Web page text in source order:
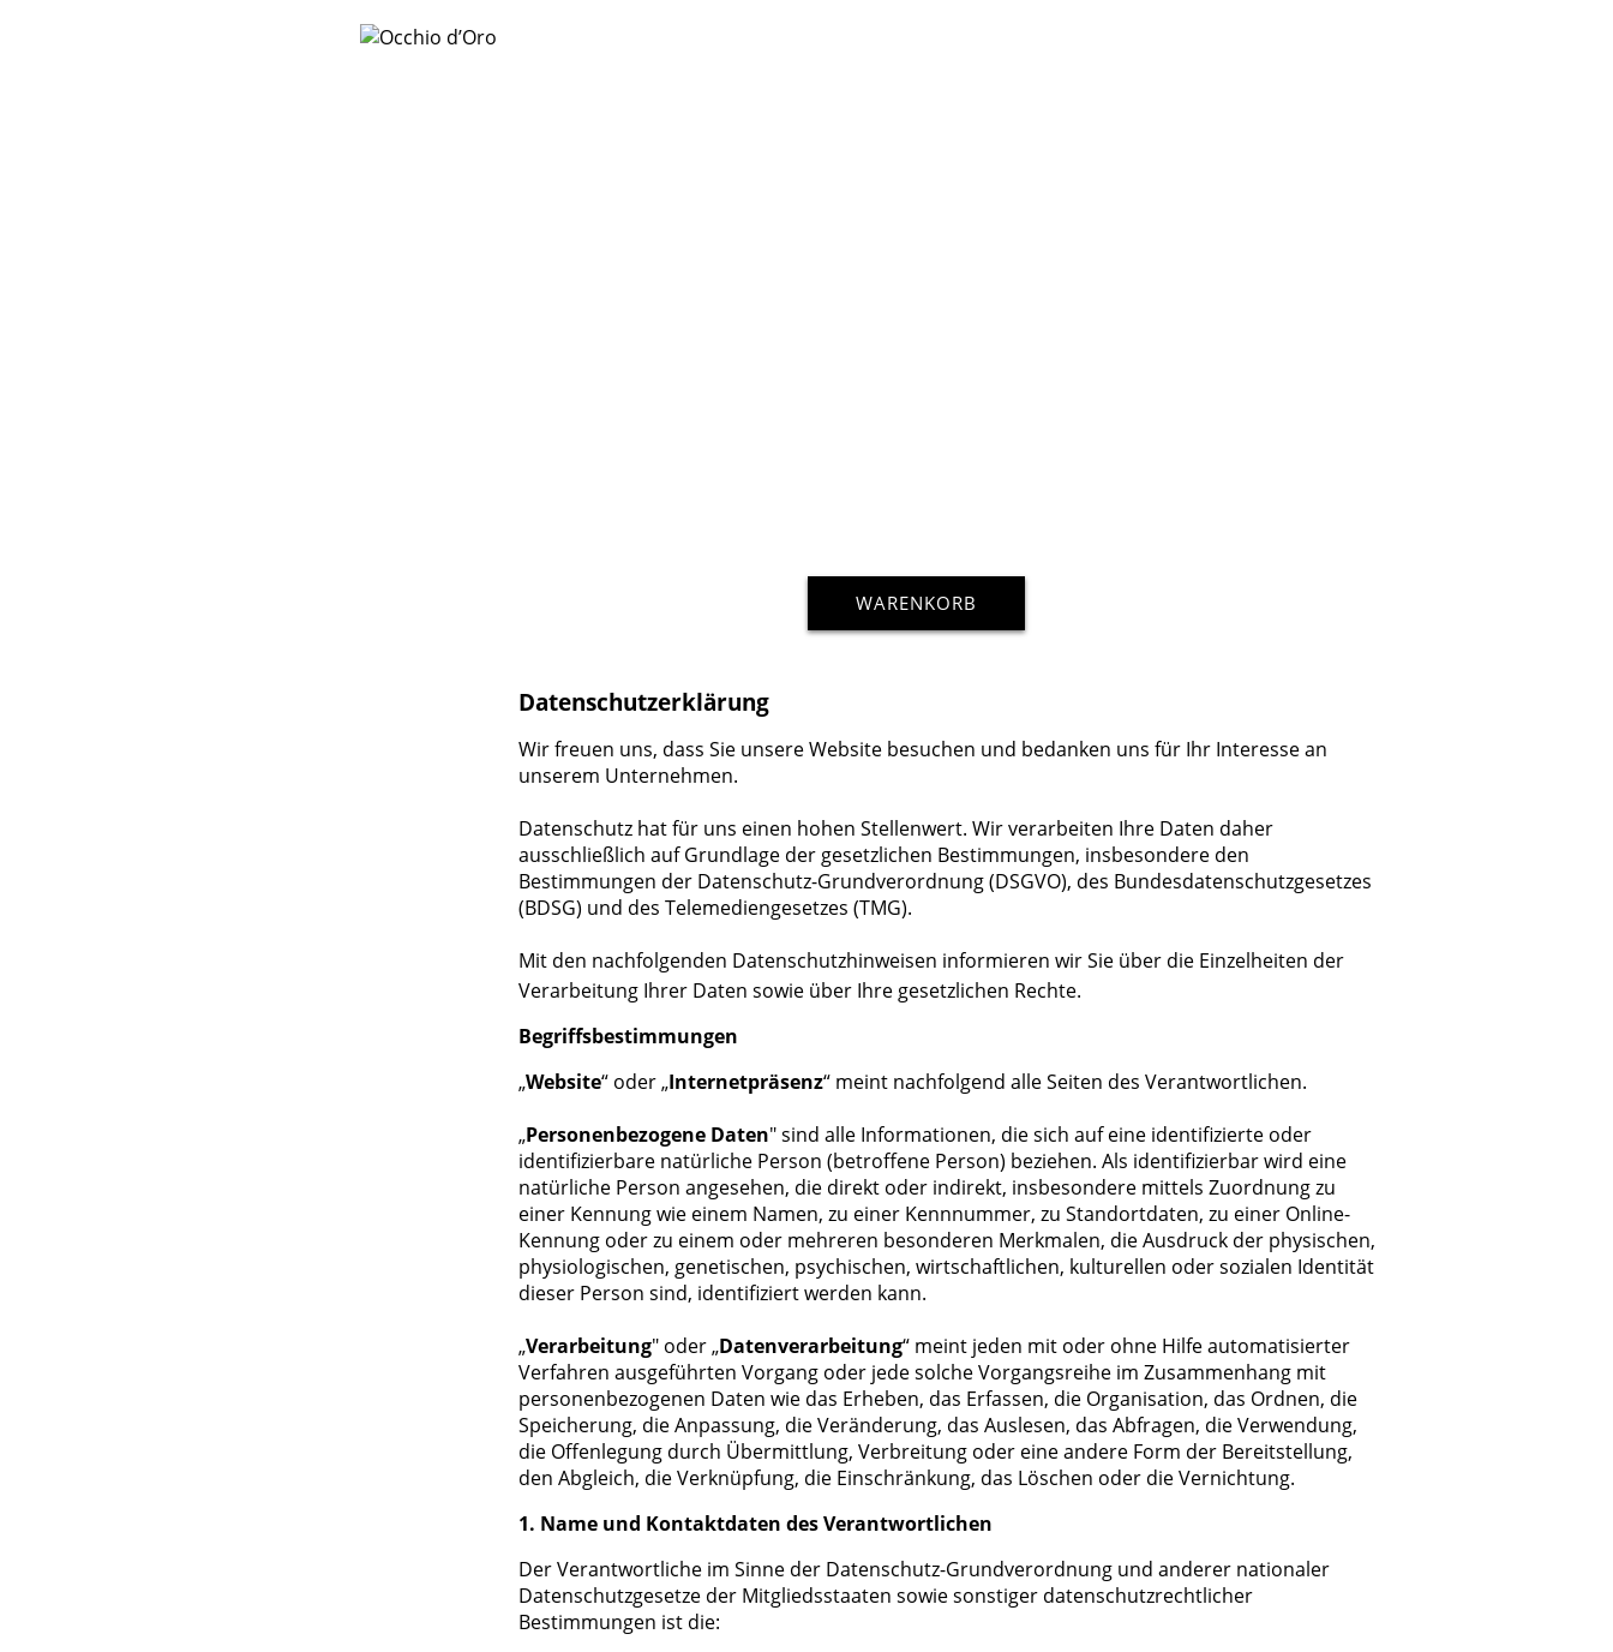
WARENKORB
Datenschutzerklärung
Wir freuen uns, dass Sie unsere Website besuchen und bedanken uns für Ihr Interesse an
unserem Unternehmen.
Datenschutz hat für uns einen hohen Stellenwert. Wir verarbeiten Ihre Daten daher
ausschließlich auf Grundlage der gesetzlichen Bestimmungen, insbesondere den
Bestimmungen der Datenschutz-Grundverordnung (DSGVO), des Bundesdatenschutzgesetzes
(BDSG) und des Telemediengesetzes (TMG).
Mit den nachfolgenden Datenschutzhinweisen informieren wir Sie über die Einzelheiten der
Verarbeitung Ihrer Daten sowie über Ihre gesetzlichen Rechte.
Begriffsbestimmungen
„Website“ oder „Internetpräsenz“ meint nachfolgend alle Seiten des Verantwortlichen.
„Personenbezogene Daten" sind alle Informationen, die sich auf eine identifizierte oder
identifizierbare natürliche Person (betroffene Person) beziehen. Als identifizierbar wird eine
natürliche Person angesehen, die direkt oder indirekt, insbesondere mittels Zuordnung zu
einer Kennung wie einem Namen, zu einer Kennnummer, zu Standortdaten, zu einer Online-
Kennung oder zu einem oder mehreren besonderen Merkmalen, die Ausdruck der physischen,
physiologischen, genetischen, psychischen, wirtschaftlichen, kulturellen oder sozialen Identität
dieser Person sind, identifiziert werden kann.
„Verarbeitung" oder „Datenverarbeitung“ meint jeden mit oder ohne Hilfe automatisierter
Verfahren ausgeführten Vorgang oder jede solche Vorgangsreihe im Zusammenhang mit
personenbezogenen Daten wie das Erheben, das Erfassen, die Organisation, das Ordnen, die
Speicherung, die Anpassung, die Veränderung, das Auslesen, das Abfragen, die Verwendung,
die Offenlegung durch Übermittlung, Verbreitung oder eine andere Form der Bereitstellung,
den Abgleich, die Verknüpfung, die Einschränkung, das Löschen oder die Vernichtung.
1. Name und Kontaktdaten des Verantwortlichen
Der Verantwortliche im Sinne der Datenschutz-Grundverordnung und anderer nationaler
Datenschutzgesetze der Mitgliedsstaaten sowie sonstiger datenschutzrechtlicher
Bestimmungen ist die: